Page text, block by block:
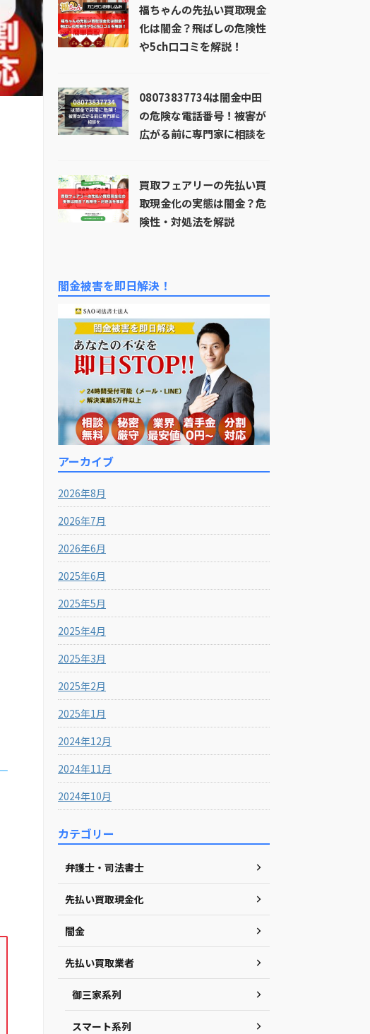
福ちゃんの先払い買取現金
化は闇金？飛ばしの危険性
や5ch口コミを解説！
08073837734は闇金中田
の危険な電話番号！被害が
広がる前に専門家に相談を
買取フェアリーの先払い買
取現金化の実態は闇金？危
険性・対処法を解説
闇金被害を即日解決！
アーカイブ
2026年8月
2026年7月
2026年6月
2025年6月
2025年5月
2025年4月
2025年3月
2025年2月
2025年1月
2024年12月
2024年11月
2024年10月
カテゴリー
弁護士・司法書士
先払い買取現金化
闇金
先払い買取業者
御三家系列
スマート系列